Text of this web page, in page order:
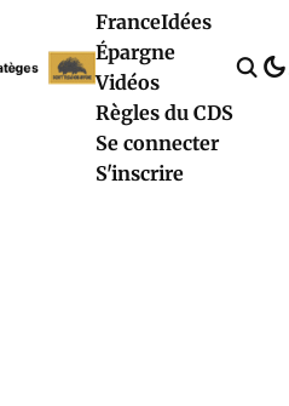
FranceIdées
Épargne
Vidéos
Règles du CDS
Se connecter
S'inscrire